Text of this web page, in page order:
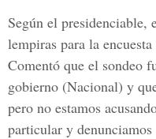
Según el presidenciable,
lempiras para la
Comentó que el sondeo
gobierno (Nacional) y
pero no estamos
particular y